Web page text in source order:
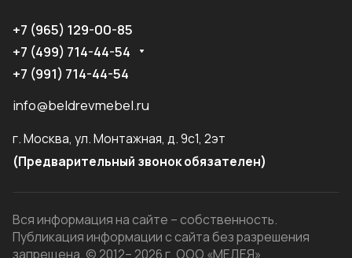
+7 (965) 129-00-85
+7 (499) 714-44-54
+7 (991) 714-44-54
info@beldrevmebel.ru
г. Москва, ул. Монтажная, д. 9с1, 2эт
(Предварительный звонок обязателен)
Вся информация на сайте – собственность.
Публикация информации с сайта без разрешения
запрещена. © 2012– 2026 г. ООО «МЕДЕЯ»